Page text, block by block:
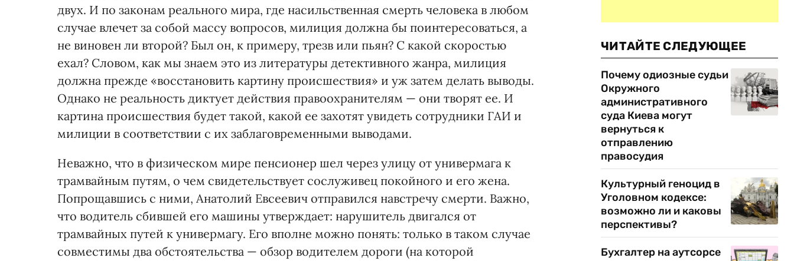
двух. И по законам реального мира, где насильственная смерть человека в любом
случае влечет за собой массу вопросов, милиция должна бы поинтересоваться, а
не виновен ли второй? Был он, к примеру, трезв или пьян? С какой скоростью
ехал? Словом, как мы знаем это из литературы детективного жанра, милиция
должна прежде «восстановить картину происшествия» и уж затем делать выводы.
Однако не реальность диктует действия правоохранителям — они творят ее. И
картина происшествия будет такой, какой ее захотят увидеть сотрудники ГАИ и
милиции в соответствии с их заблаговременными выводами.
Неважно, что в физическом мире пенсионер шел через улицу от универмага к
трамвайным путям, о чем свидетельствует сослуживец покойного и его жена.
Попрощавшись с ними, Анатолий Евсеевич отправился навстречу смерти. Важно,
что водитель сбившей его машины утверждает: нарушитель двигался от
трамвайных путей к универмагу. Его вполне можно понять: только в таком случае
совместимы два обстоятельства — обзор водителем дороги (на которой
ЧИТАЙТЕ СЛЕДУЮЩЕЕ
Почему одиозные судьи
Окружного
административного
суда Киева могут
вернуться к
отправлению
правосудия
Культурный геноцид в
Уголовном кодексе:
возможно ли и каковы
перспективы?
Бухгалтер на аутсорсе